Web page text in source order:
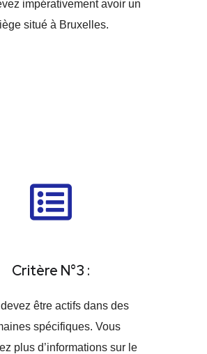
impérativement avoir un
situé à Bruxelles.
Critère N°3 :
être actifs dans des
spécifiques. Vous
plus d’informations sur le